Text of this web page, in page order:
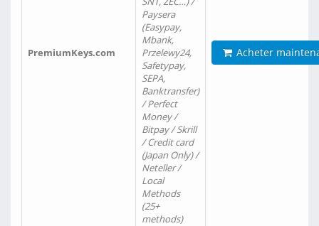
PremiumKeys.com
Paysera
(Easypay,
Mbank,
Przelewy24,
Safetypay,
SEPA,
Banktransfer)
/ Perfect
Money /
Bitpay / Skrill
/ Credit card
(Japan Only) /
Neteller /
Local
Methods
(25+
methods)
Acheter